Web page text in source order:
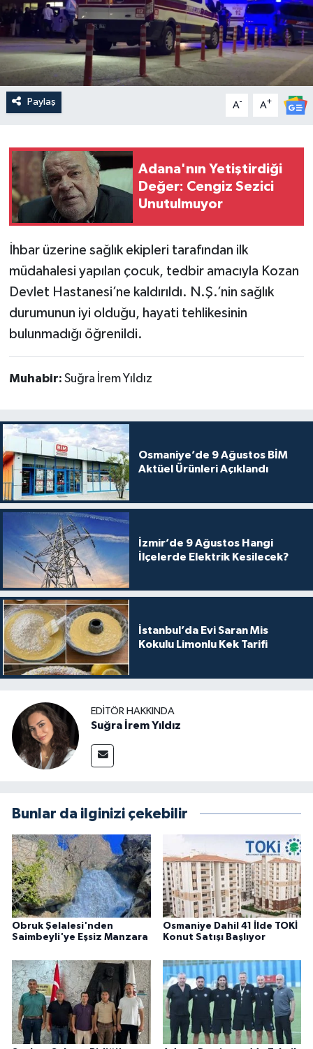
Paylaş A- A+
Adana'nın Yetiştirdiği
Değer: Cengiz Sezici
Unutulmuyor
İhbar üzerine sağlık ekipleri tarafından ilk
müdahalesi yapılan çocuk, tedbir amacıyla Kozan
Devlet Hastanesi’ne kaldırıldı. N.Ş.’nin sağlık
durumunun iyi olduğu, hayati tehlikesinin
bulunmadığı öğrenildi.
Muhabir: Suğra İrem Yıldız
Osmaniye’de 9 Ağustos BİM
Aktüel Ürünleri Açıklandı
İzmir’de 9 Ağustos Hangi
İlçelerde Elektrik Kesilecek?
İstanbul’da Evi Saran Mis
Kokulu Limonlu Kek Tarifi
EDITÖR HAKKINDA
Suğra İrem Yıldız
Bunlar da ilginizi çekebilir
Obruk Şelalesi'nden
Saimbeyli'ye Eşsiz Manzara
Osmaniye Dahil 41 İlde TOKİ
Konut Satışı Başlıyor